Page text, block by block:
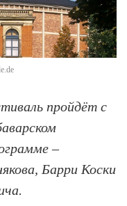
пройдёт с
–
Барри Коски